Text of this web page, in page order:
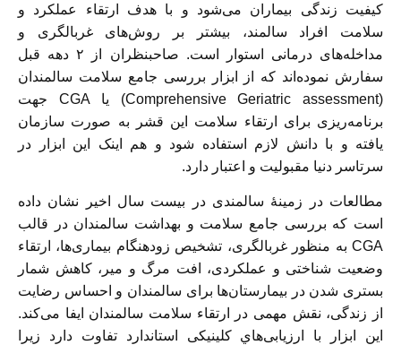
کیفیت زندگی بیماران می‌شود و با هدف ارتقاء عملکرد و
سلامت افراد سالمند، بیشتر بر روش‌های غربالگری و
مداخله‌های درمانی استوار است. صاحبنظران از ۲ دهه قبل
سفارش نموده‌اند که از ابزار بررسی جامع سلامت سالمندان
(Comprehensive Geriatric assessment) يا CGA جهت
برنامه‌ریزی برای ارتقاء سلامت این قشر به صورت سازمان
یافته و با دانش لازم استفاده شود و هم اینک این ابزار در
سرتاسر دنيا مقبولیت و اعتبار دارد.
مطالعات در زمینهٔ سالمندی در بیست سال اخیر نشان داده
است که بررسی جامع سلامت و بهداشت سالمندان در قالب
CGA به منظور غربالگری، تشخیص زودهنگام بیماری‌ها، ارتقاء
وضعیت شناختی و عملکردی، افت مرگ و میر، کاهش شمار
بستری شدن در بیمارستان‌ها برای سالمندان و احساس رضایت
از زندگی، نقش مهمی در ارتقاء سلامت سالمندان ایفا می‌کند.
اين ابزار با ارزیابی‌هاي کلینیکی استاندارد تفاوت دارد زيرا